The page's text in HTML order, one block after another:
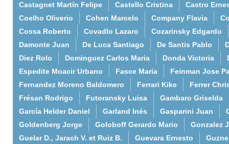
Castagnet Martín Felipe
Castello Cristina
Castro
Coelho Oliverio
Cohen Marcelo Company Flavia
Cossa Roberto
Covadlo Lazaro
Cozarinsky Edgardo
Damonte Juan
De Luca Santiago De Santis Pablo
Diez Rolo
Dominguez Carlos Maria Donda Victoria
Espedite Moacir Urbano
Fasce Maria
Feinman Jose
Fernandez Moreno Baldomero
Ferrari Kike
Ferrer
Frésan Rodrigo
Futoransky Luisa
Gambaro Griselda
García Helder Daniel
Garland Inés Gasparini Juan
Goldenberg Jorge
Goloboff Gerardo Mario
Gonzalez
Guelar D., Jarach V. et Ruiz B.
Guevara Ernesto